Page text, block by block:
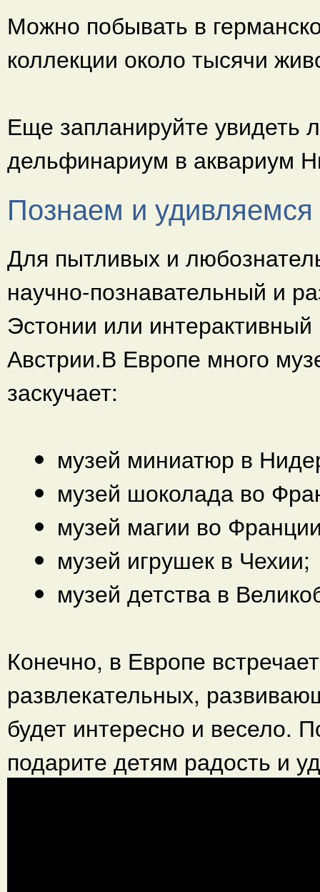
Можно побывать в
коллекции около тысячи
Еще запланируйте увидеть
дельфинариум в аквариум
Познаем и удивляемся
Для пытливых и
научно-познавательный и
Эстонии или
Австрии.В Европе много
заскучает:
музей миниатюр в
музей шоколада во
музей магии во
музей игрушек в Чехии;
музей детства в
Конечно, в Европе
развлекательных,
будет интересно и весело.
подарите детям радость и